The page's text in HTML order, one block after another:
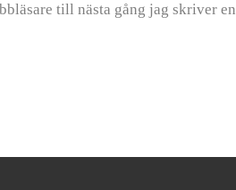
till nästa gång jag skriver en